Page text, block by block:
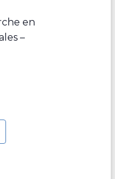
en
–